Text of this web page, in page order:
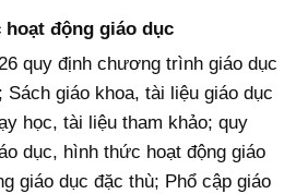
hoạt động giáo dục
quy định chương trình giáo dục
Sách giáo khoa, tài liệu giáo dục
học, tài liệu tham khảo; quy
dục, hình thức hoạt động giáo
giáo dục đặc thù; Phổ cập giáo